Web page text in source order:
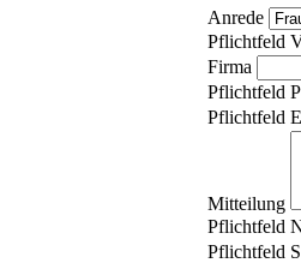
Anrede
Pflichtfeld
Firma
Pflichtfeld
Pflichtfeld
Mitteilung
Pflichtfeld
Pflichtfeld